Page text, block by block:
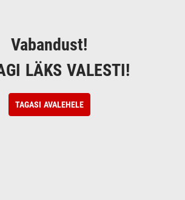
Vabandust!
LÄKS VALESTI!
TAGASI AVALEHELE